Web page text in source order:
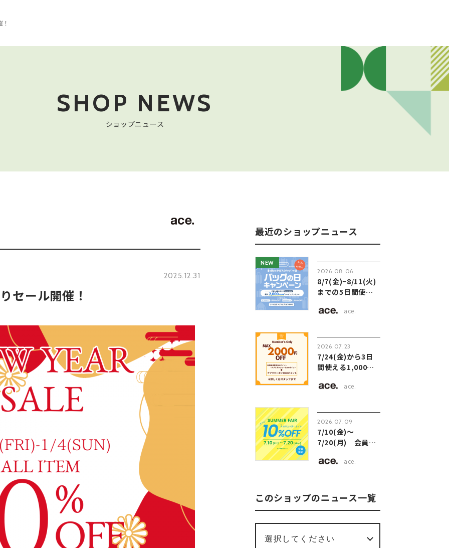
SHOP NEWS
ショップニュース
2025.12.31
セール開催！
最近のショップニュース
NEW
2026.08.06
8/7(金)~8/11(火)
までの5日間使え
OFFクーポン配
ace.
2026.07.23
7/24(金)から3日
間使える1,000円
信！
ace.
2026.07.09
7/10(金)～
7/20(月) 会員様
2BUY10%OFF！
ace.
このショップのニュース一覧